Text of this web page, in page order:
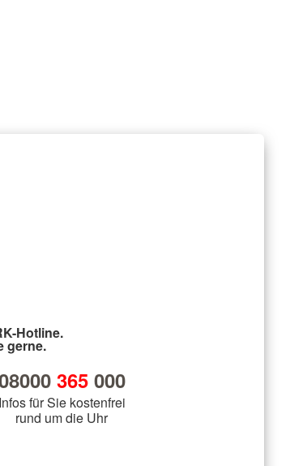
Hotline.
gerne.
365000
Infos für Sie kostenfrei
rund um die Uhr